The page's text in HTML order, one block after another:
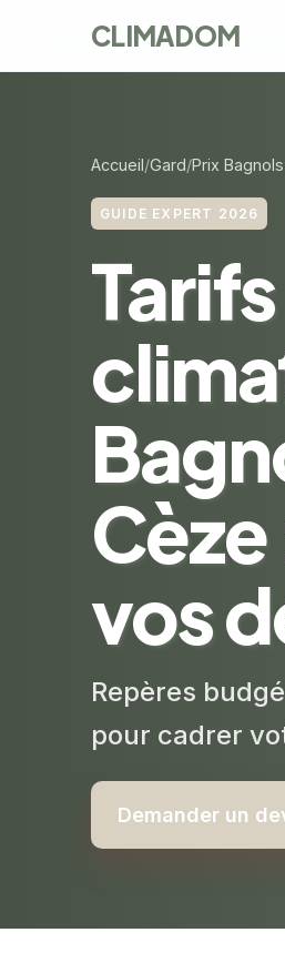
CLIMADOM
Accueil Gard Prix
GUIDE EXPERT 2026
Tarifs
vos
Repères
pour cadrer
Demander un